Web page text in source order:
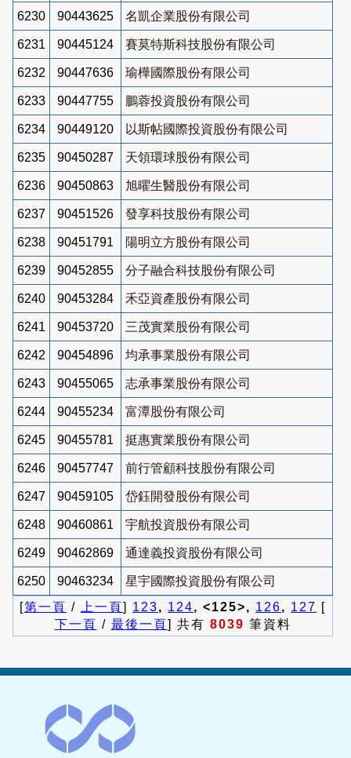
6230 90443625 名凱企業股份有限公司
6231 90445124 賽莫特斯科技股份有限公司
6232 90447636 瑜樺國際股份有限公司
6233 90447755 鵬蓉投資股份有限公司
6234 90449120 以斯帖國際投資股份有限公司
6235 90450287 天領環球股份有限公司
6236 90450863 旭曜生醫股份有限公司
6237 90451526 發享科技股份有限公司
6238 90451791 陽明立方股份有限公司
6239 90452855 分子融合科技股份有限公司
6240 90453284 禾亞資產股份有限公司
6241 90453720 三茂實業股份有限公司
6242 90454896 均承事業股份有限公司
6243 90455065 志承事業股份有限公司
6244 90455234 富潭股份有限公司
6245 90455781 挺惠實業股份有限公司
6246 90457747 前行管顧科技股份有限公司
6247 90459105 岱鈺開發股份有限公司
6248 90460861 宇航投資股份有限公司
6249 90462869 通達義投資股份有限公司
6250 90463234
星宇國際投資股份有限公司
[第一頁 / 上一頁] 123, 124, <125>, 126, 127 [
下一頁 / 最後一頁] 共有 8039 筆資料